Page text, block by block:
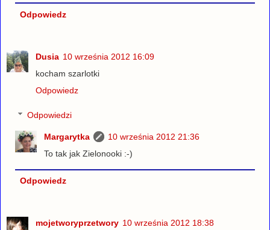
Odpowiedz
Dusia 10 września 2012 16:09
kocham szarlotki
Odpowiedz
Odpowiedzi
Margarytka
10 września 2012 21:36
To tak jak Zielonooki :-)
Odpowiedz
mojetworyprzetwory 10 września 2012 18:38